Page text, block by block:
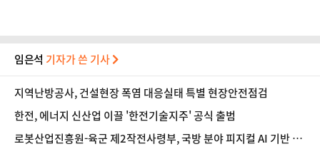
임은석 기자가 쓴 기사
지역난방공사, 건설현장 폭염 대응실태 특별 현장안전점검
한전, 에너지 신산업 이끌 '한전기술지주' 공식 출범
로봇산업진흥원-육군 제2작전사령부, 국방 분야 피지컬 AI 기반 로